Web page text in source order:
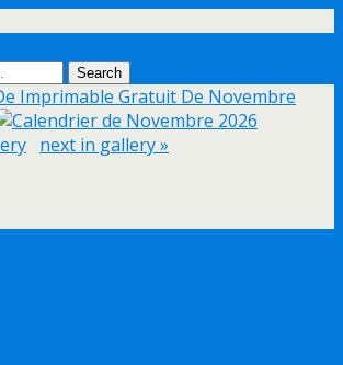
Imprimable Gratuit De Novembre
next in gallery »